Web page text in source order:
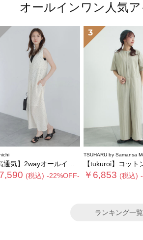
オールインワン人気
通気】2wayオールインワン
(税込) -22%OFF-
3
TSUHARU by Samansa
【tukuroi】コットンナイロンウェザ
￥6,853 (税込)
ランキング一